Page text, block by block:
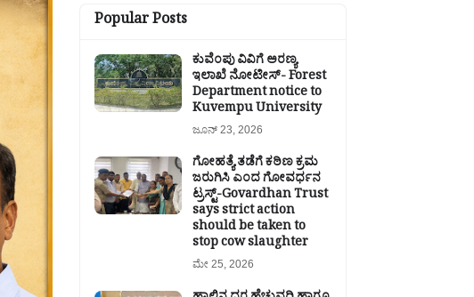
Popular Posts
ಕುವೆಂಪು ವಿವಿಗೆ ಅರಣ್ಯ
ಇಲಾಖೆ ನೋಟೀಸ್- Forest
Department notice to
Kuvempu University
ಜೂನ್ 23, 2026
ಗೋಹತ್ಯೆ ತಡೆಗೆ ಕಠಿಣ ಕ್ರಮ
ಜರುಗಿಸಿ ಎಂದ ಗೋವರ್ಧನ
ಟ್ರಸ್ಟ್-Govardhan Trust
says strict action
should be taken to
stop cow slaughter
ಮೇ 25, 2026